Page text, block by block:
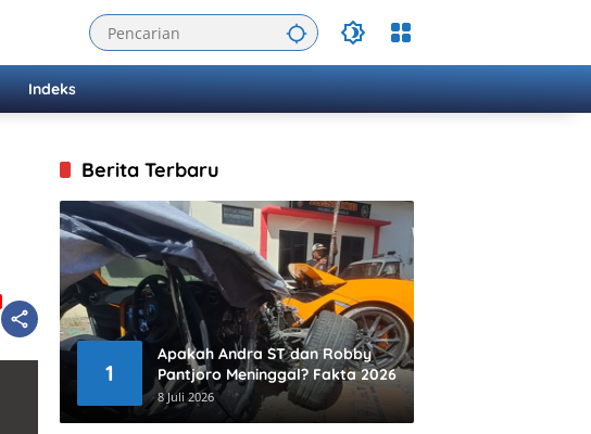
Indeks
Berita Terbaru
1
Apakah Andra ST dan Robby
Pantjoro Meninggal? Fakta 2026
8 Juli 2026